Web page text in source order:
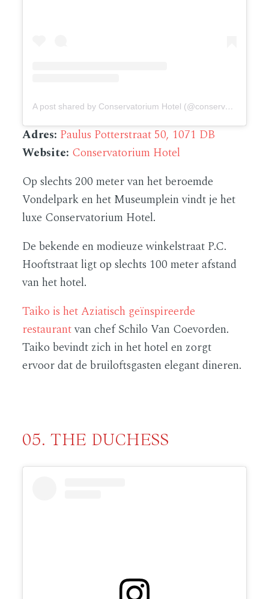
A post shared by Conservatorium Hotel (@conservatoriumhotel)
Adres: Paulus Potterstraat 50, 1071 DB
Website: Conservatorium Hotel
Op slechts 200 meter van het beroemde
Vondelpark en het Museumplein vindt je het
luxe Conservatorium Hotel.
De bekende en modieuze winkelstraat P.C.
Hooftstraat ligt op slechts 100 meter afstand
van het hotel.
Taiko is het Aziatisch geïnspireerde
restaurantvan chef Schilo Van Coevorden.
Taiko bevindt zich in het hotel en zorgt
ervoor dat de bruiloftsgasten elegant dineren.
05. THE DUCHESS